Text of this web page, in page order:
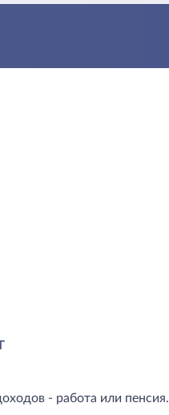
- работа или пенсия.